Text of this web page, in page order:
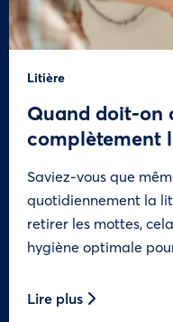
Litière
Quand doit-on
complètement
Saviez-vous que
quotidiennement la
retirer les mottes,
hygiène optimale
Lire plus